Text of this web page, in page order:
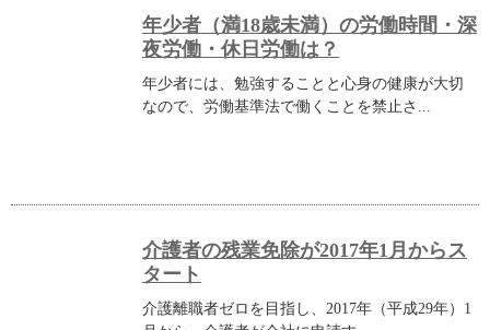
年少者（満18歳未満）の労働時間・深
夜労働・休日労働は？
年少者には、勉強することと心身の健康が大切
なので、労働基準法で働くことを禁止さ...
介護者の残業免除が2017年1月からス
タート
介護離職者ゼロを目指し、2017年（平成29年）1